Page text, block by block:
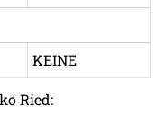
KEINE
Ried: